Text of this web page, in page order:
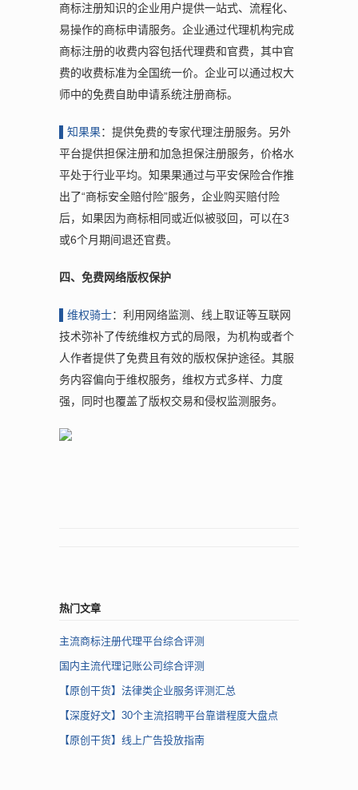
商标注册知识的企业用户提供一站式、流程化、
易操作的商标申请服务。企业通过代理机构完成
商标注册的收费内容包括代理费和官费，其中官
费的收费标准为全国统一价。企业可以通过权大
师中的免费自助申请系统注册商标。
知果果：提供免费的专家代理注册服务。另外
平台提供担保注册和加急担保注册服务，价格水
平处于行业平均。知果果通过与平安保险合作推
出了“商标安全赔付险”服务，企业购买赔付险
后，如果因为商标相同或近似被驳回，可以在3
或6个月期间退还官费。
四、免费网络版权保护
▌维权骑士：利用网络监测、线上取证等互联网
技术弥补了传统维权方式的局限，为机构或者个
人作者提供了免费且有效的版权保护途径。其服
务内容偏向于维权服务，维权方式多样、力度
强，同时也覆盖了版权交易和侵权监测服务。
热门文章
主流商标注册代理平台综合评测
国内主流代理记账公司综合评测
【原创干货】法律类企业服务评测汇总
【深度好文】30个主流招聘平台靠谱程度大盘点
【原创干货】线上广告投放指南